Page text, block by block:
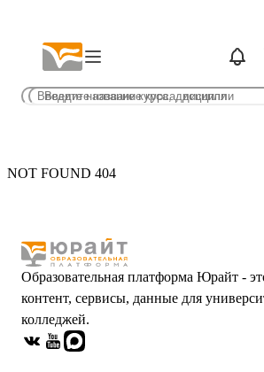
NOT FOUND 404
Образовательная платформа Юрайт -
контент, сервисы, данные для
колледжей.